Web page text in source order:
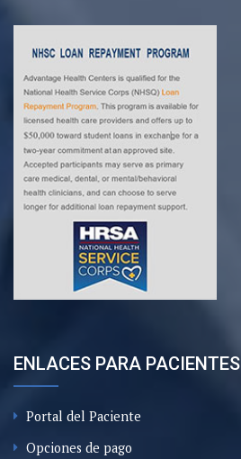
ENLACES PARA PACIENTES
Portal del Paciente
Opciones de pago